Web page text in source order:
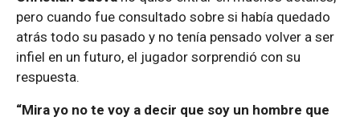
pero cuando fue consultado sobre si había quedado
atrás todo su pasado y no tenía pensado volver a ser
infiel en un futuro, el jugador sorprendió con su
respuesta.
“Mira yo no te voy a decir que soy un hombre que